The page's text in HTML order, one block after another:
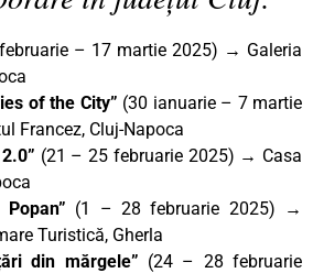
– 17 martie 2025) → Galeria
of the City” (30 ianuarie – 7 martie
Francez, Cluj-Napoca
(21 – 25 februarie 2025) → Casa
(1 – 28 februarie 2025) →
Turistică, Gherla
din mărgele” (24 – 28 februarie